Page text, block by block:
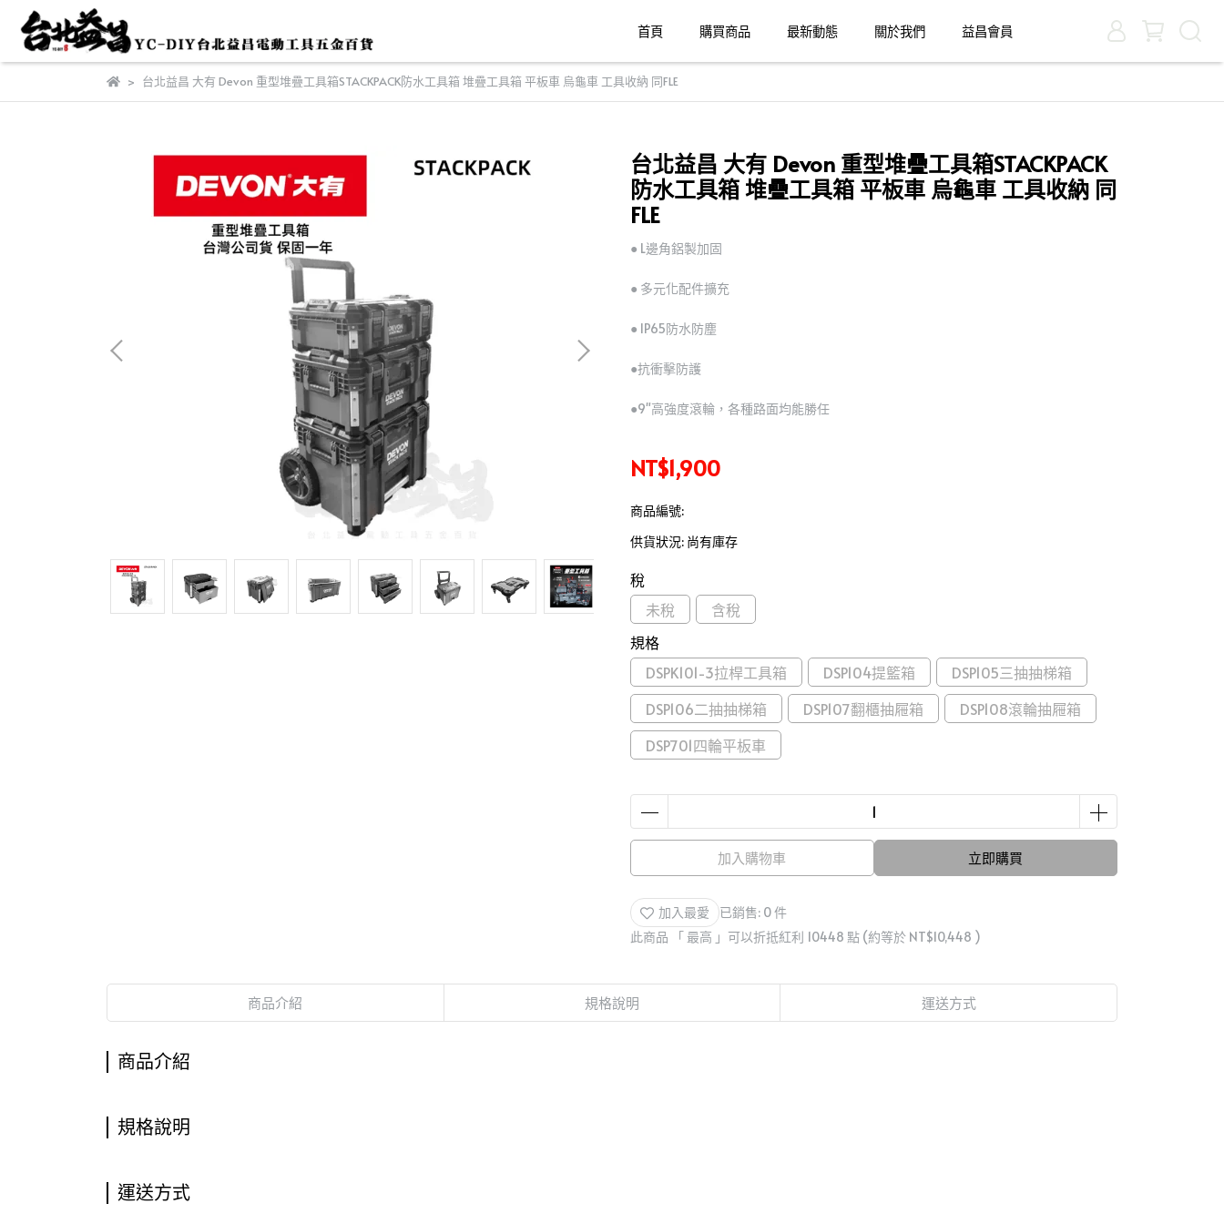
首頁 購買商品 最新動態 關於我們 益昌會員
台北益昌 大有 Devon 重型堆疊工具箱STACKPACK防水工具箱 堆疊工具箱 平板車 烏龜車 工具收納 同FLE
台北益昌 大有 Devon 重型堆疊工具箱STACKPACK
防水工具箱 堆疊工具箱 平板車 烏龜車 工具收納 同
FLE
● L邊角鋁製加固
● 多元化配件擴充
● IP65防水防塵
●抗衝擊防護
●9"高強度滾輪，各種路面均能勝任
NT$1,900
商品編號:
供貨狀況: 尚有庫存
稅
未稅
含稅
規格
DSPK101-3拉桿工具箱
DSP104提籃箱
DSP105三抽抽梯箱
DSP106二抽抽梯箱
DSP107翻櫃抽屜箱
DSP108滾輪抽屜箱
DSP701四輪平板車
加入購物車 立即購買
加入最愛
已銷售: 0 件
此商品 「 最高 」可以折抵紅利 10448 點 (約等於 NT$10,448 )
商品介紹 規格說明 運送方式
商品介紹
規格說明
運送方式